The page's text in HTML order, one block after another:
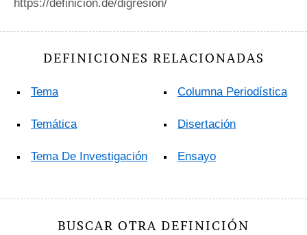
https://definicion.de/digresion/
DEFINICIONES RELACIONADAS
Tema
Temática
Tema De Investigación
Columna Periodística
Disertación
Ensayo
BUSCAR OTRA DEFINICIÓN